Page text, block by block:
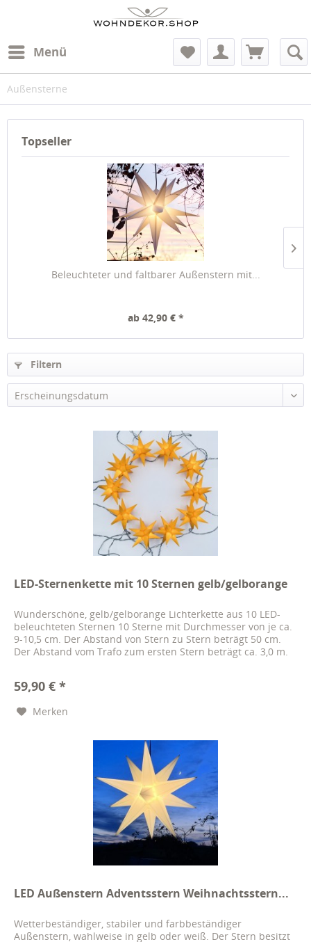
Menü
Außensterne
Topseller
Beleuchteter und faltbarer Außenstern mit...
ab 42,90 € *
Filtern
LED-Sternenkette mit 10 Sternen gelb/gelborange
Wunderschöne, gelb/gelborange Lichterkette aus 10 LED-
beleuchteten Sternen 10 Sterne mit Durchmesser von je ca.
9-10,5 cm. Der Abstand von Stern zu Stern beträgt 50 cm.
Der Abstand vom Trafo zum ersten Stern beträgt ca. 3,0 m.
59,90 € *
Merken
LED Außenstern Adventsstern Weihnachtsstern...
Wetterbeständiger, stabiler und farbbeständiger
Außenstern, wahlweise in gelb oder weiß. Der Stern besitzt